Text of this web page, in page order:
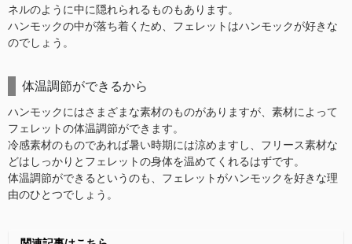
ネルのように中に隠れられるものもあります。
ハンモックの中が落ち着くため、フェレットはハンモックが好きな
のでしょう。
体温調節ができるから
ハンモックにはさまざまな素材のものがありますが、素材によって
フェレットの体温調節ができます。
冷感素材のものであれば暑い時期には涼めますし、フリース素材な
どはしっかりとフェレットの身体を温めてくれるはずです。
体温調節ができるというのも、フェレットがハンモックを好きな理
由のひとつでしょう。